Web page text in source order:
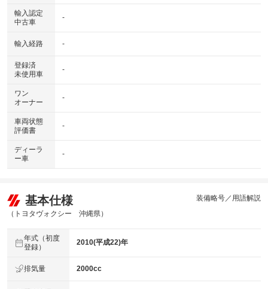
輸入認定
中古車
-
輸入経路 -
登録済
未使用車
-
ワン
オーナー
-
車両状態
評価書
-
ディーラ
ー車
-
基本仕様
（トヨタヴォクシー 沖縄県）
装備略号／用語解説
年式（初度
登録）
2010(平成22)年
排気量 2000cc